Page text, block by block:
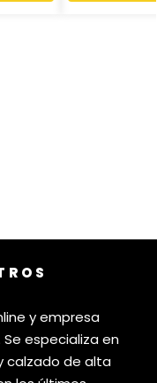
y empresa
especializa en
calzado de alta